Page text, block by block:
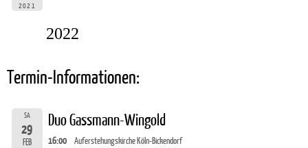
2021
2022
Termin-Informationen:
SA
29
FEB
Duo Gassmann-Wingold
16:00 Auferstehungskirche Köln-Bickendorf